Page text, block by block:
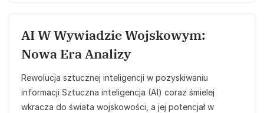
AI W Wywiadzie Wojskowym:
Nowa Era Analizy
Rewolucja sztucznej inteligencji w pozyskiwaniu
informacji Sztuczna inteligencja (AI) coraz śmielej
wkracza do świata wojskowości, a jej potencjał w